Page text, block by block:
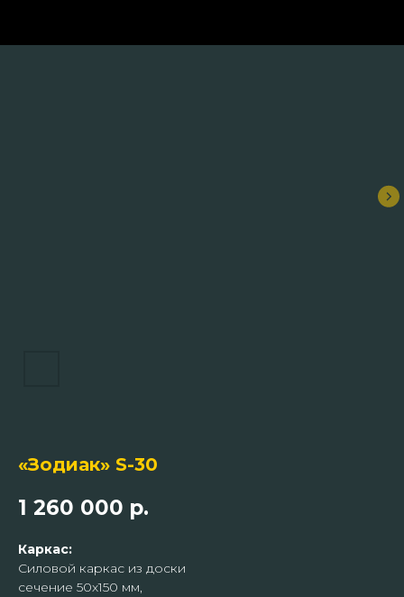
«Зодиак» S-30
1 260 000 р.
Каркас:
Силовой каркас из доски
сечение 50х150 мм,